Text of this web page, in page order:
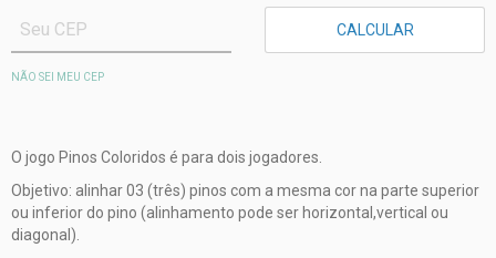
CALCULAR
NÃO SEI MEU CEP
O jogo Pinos Coloridos é para dois jogadores.
Objetivo: alinhar 03 (três) pinos com a mesma cor na parte superior
ou inferior do pino (alinhamento pode ser horizontal,vertical ou
diagonal).